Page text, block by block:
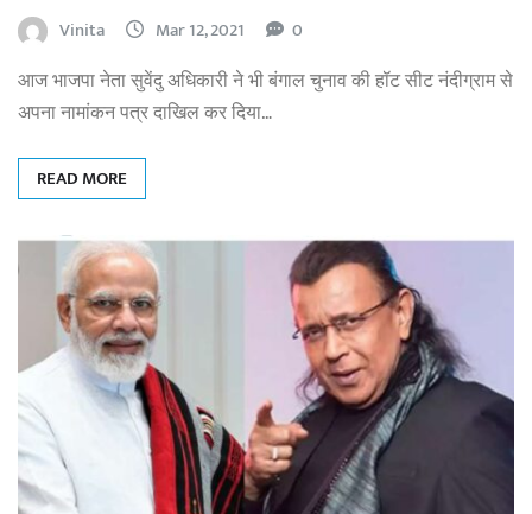
Vinita Mar 12, 2021 0
आज भाजपा नेता सुवेंदु अधिकारी ने भी बंगाल चुनाव की हॉट सीट नंदीग्राम से
अपना नामांकन पत्र दाखिल कर दिया…
READ MORE